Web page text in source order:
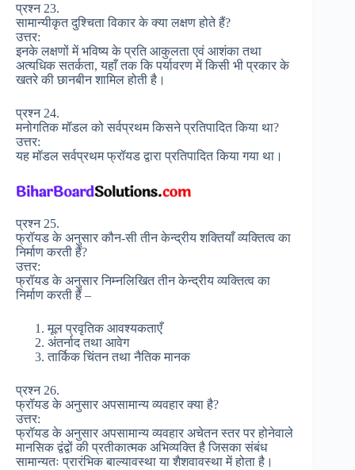
प्रश्न 23.
सामान्यीकृत दुश्चिता विकार के क्या लक्षण होते हैं?
उत्तर:
इनके लक्षणों में भविष्य के प्रति आकुलता एवं आशंका तथा
अत्यधिक सतर्कता, यहाँ तक कि पर्यावरण में किसी भी प्रकार के
खतरे की छानबीन शामिल होती है।
प्रश्न 24.
मनोगतिक मॉडल को सर्वप्रथम किसने प्रतिपादित किया था?
उत्तर:
यह मॉडल सर्वप्रथम फ्रॉयड द्वारा प्रतिपादित किया गया था।
प्रश्न 25.
फ्रॉयड के अनुसार कौन-सी तीन केन्द्रीय शक्तियाँ व्यक्तित्व का
निर्माण करती हैं?
उत्तर:
फ्रॉयड के अनुसार निम्नलिखित तीन केन्द्रीय व्यक्तित्व का
निर्माण करती हैं –
मूल प्रवृतिक आवश्यकताएँ
अंतर्नाद तथा आवेग
तार्किक चिंतन तथा नैतिक मानक
प्रश्न 26.
फ्रॉयड के अनुसार अपसामान्य व्यवहार क्या है?
उत्तर:
फ्रॉयड के अनुसार अपसामान्य व्यवहार अचेतन स्तर पर होनेवाले
मानसिक द्वंद्वों की प्रतीकात्मक अभिव्यक्ति है जिसका संबंध
सामान्यतः प्रारंभिक बाल्यावस्था या शैशवावस्था में होता है।